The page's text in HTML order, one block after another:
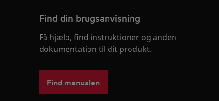
Find din brugsanvisning
Få hjælp, find instruktioner og anden
dokumentation til dit produkt.
Find manualen